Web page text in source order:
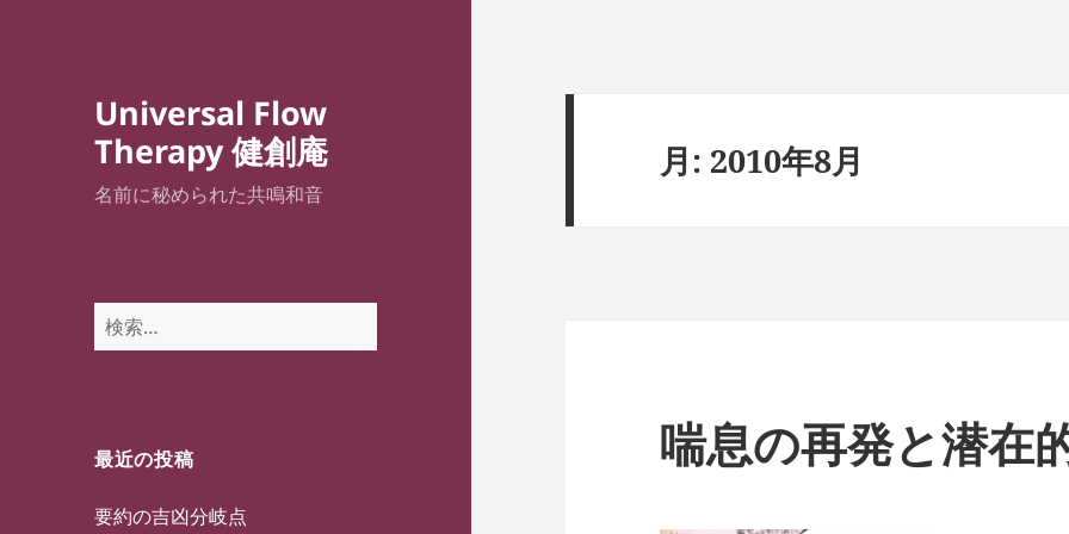
Universal Flow
Therapy 健創庵
名前に秘められた共鳴和音
検
索:
最近の投稿
要約の吉凶分岐点
月: 2010年8月
喘息の再発と潜在